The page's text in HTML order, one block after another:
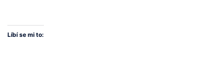
Líbí se mi to: